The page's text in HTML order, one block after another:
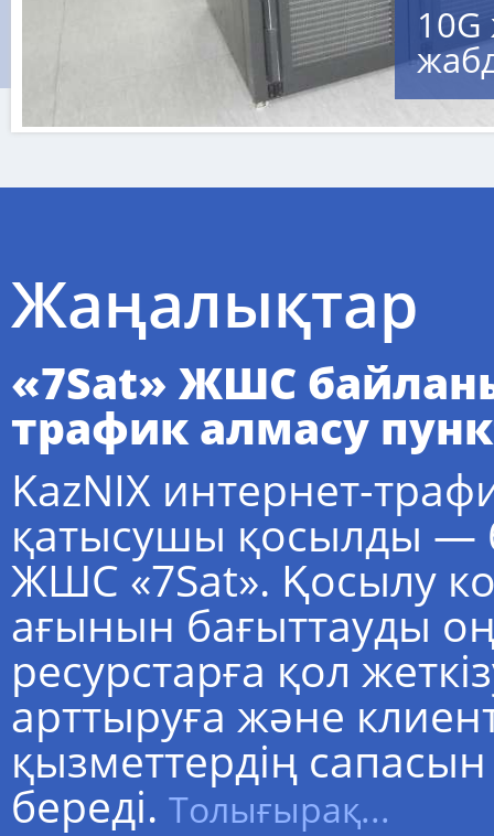
Жаңалықтар
«7Sat» ЖШС
трафик алмасу
KazNIХ интернет-
қатысушы қосылды —
ЖШС «7Sat». Қосылу
ағынын бағыттауды
ресурстарға қол
арттыруға және
қызметтердің
береді. Толығырақ...